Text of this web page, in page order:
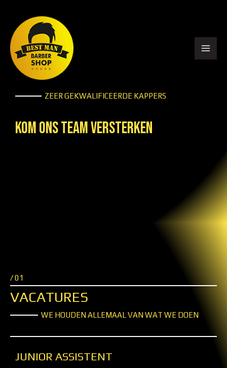
ZEER GEKWALIFICEERDE KAPPERS
KOM ONS TEAM VERSTERKEN
/ 01
VACATURES
WE HOUDEN ALLEMAAL VAN WAT WE DOEN
JUNIOR ASSISTENT